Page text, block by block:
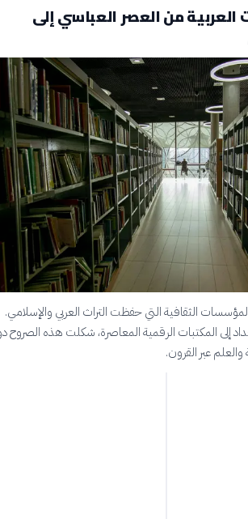
من العصر العباسي إلى
الثقافية التي حفظت التراث العربي والإسلامي.
المكتبات الرقمية المعاصرة، شكلت هذه الصروح دوراً
عبر القرون.